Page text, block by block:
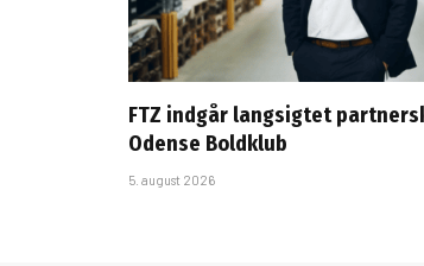
FTZ indgår langsigtet
Odense Boldklub
5. august 2026